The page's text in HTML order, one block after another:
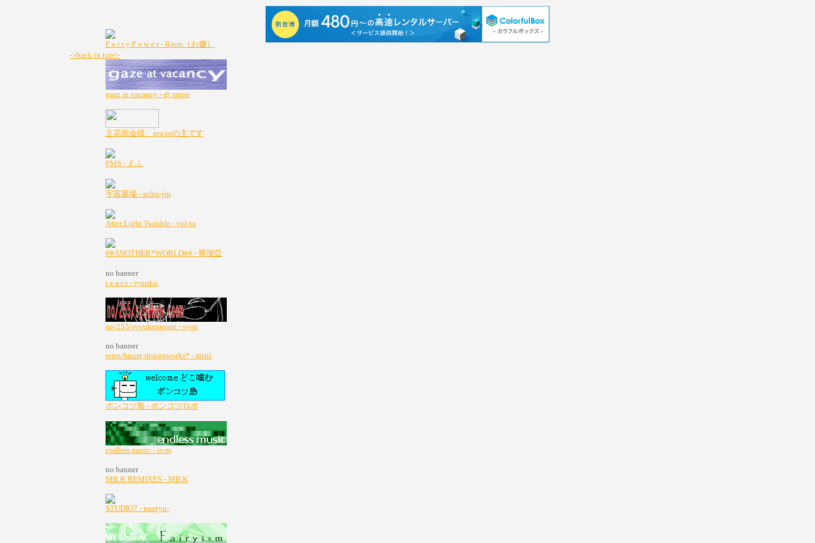
->back to top<-
F a i r y P o w e r - Rieru（お嬢）
gaze at vacancy - dj spine
立花商会様、aea.toの主です
FMS - えふ
宇宙墓場 - uchu-jin
After Light Twinkle - vol-to
##ANOTHER*WORLD## - 華瑠亞
no banner
t e a r s - ryuuko
no/255/syoukenroom - syou
no banner
retro/future,designworks* - mitti
ポンコツ島 - ポンコツロボ
endless music - is-m
no banner
MILK REMIXES - MILK
STUDIO7 - naotyu-